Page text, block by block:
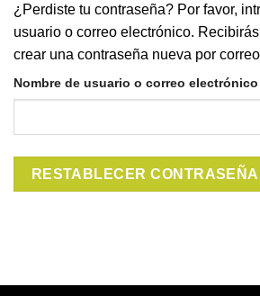
¿Perdiste tu contraseña? Por favor,
usuario o correo electrónico.
crear una contraseña nueva por
Nombre de usuario o correo electrónico
RESTABLECER CONTRASEÑA